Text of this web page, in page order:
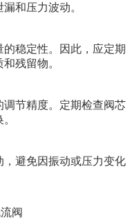
和压力波动。
稳定性。因此，应定期
残留物。
节精度。定期检查阀芯
避免因振动或压力变化